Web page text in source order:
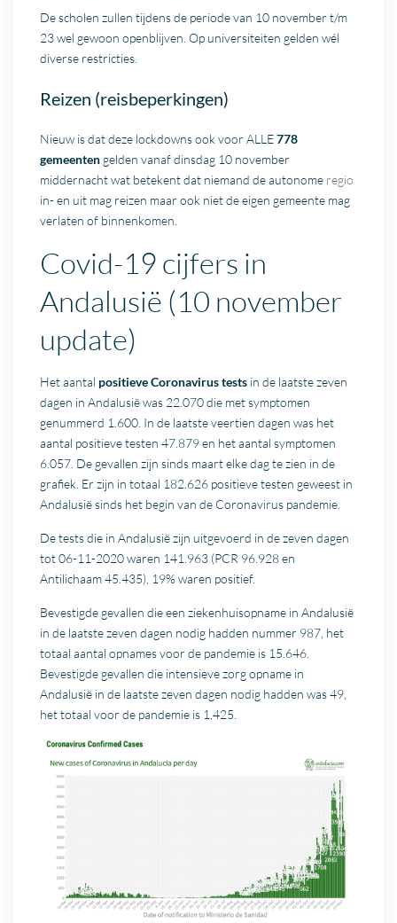
De scholen zullen tijdens de periode van 10 november t/m
23 wel gewoon openblijven. Op universiteiten gelden wél
diverse restricties.
Reizen (reisbeperkingen)
Nieuw is dat deze lockdowns ook voor ALLE778
gemeenten gelden vanaf dinsdag 10 november
middernacht wat betekent dat niemand de autonome regio
in- en uit mag reizen maar ook niet de eigen gemeente mag
verlaten of binnenkomen.
Covid-19 cijfers in
Andalusië (10 november
update)
Het aantal positieve Coronavirus tests in de laatste zeven
dagen in Andalusië was 22.070 die met symptomen
genummerd 1.600. In de laatste veertien dagen was het
aantal positieve testen 47.879 en het aantal symptomen
6.057. De gevallen zijn sinds maart elke dag te zien in de
grafiek. Er zijn in totaal 182.626 positieve testen geweest in
Andalusië sinds het begin van de Coronavirus pandemie.
De tests die in Andalusië zijn uitgevoerd in de zeven dagen
tot 06-11-2020 waren 141.963 (PCR 96.928 en
Antilichaam 45.435), 19% waren positief.
Bevestigde gevallen die een ziekenhuisopname in Andalusië
in de laatste zeven dagen nodig hadden nummer 987, het
totaal aantal opnames voor de pandemie is 15.646.
Bevestigde gevallen die intensieve zorg opname in
Andalusië in de laatste zeven dagen nodig hadden was 49,
het totaal voor de pandemie is 1,425.